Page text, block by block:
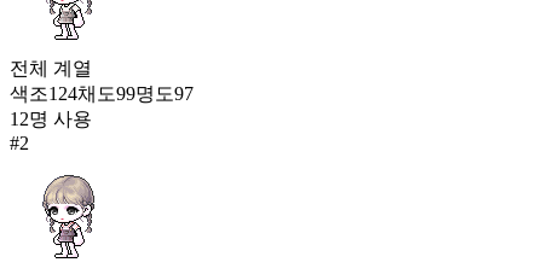
곰나잇 잠옷
1,838
41
동글동글 오아시스 탐사대원(여)
1,805
퓨처 스피릿(여)
전체 계열
색조124채도99명도97
12명 사용
#2